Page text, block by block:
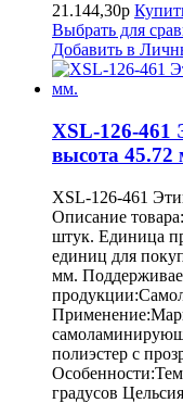
21.144,30р
Выбрать для
Добавить в
XSL-126-461
высота 45.72
XSL-126-461
Описание
штук. Единица
единиц для
мм.
полиэстер с
градусов